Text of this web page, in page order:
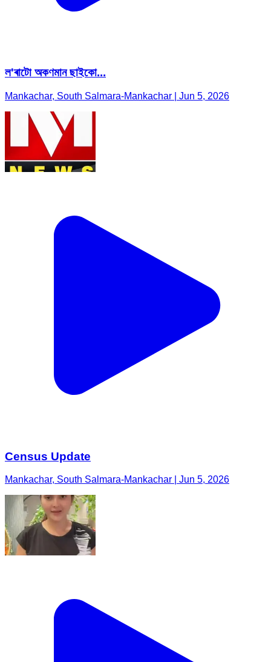
ল'ৰাটো অকণমান ছাইকো...
Mankachar, South Salmara-Mankachar | Jun 5, 2026
Census Update
Mankachar, South Salmara-Mankachar | Jun 5, 2026